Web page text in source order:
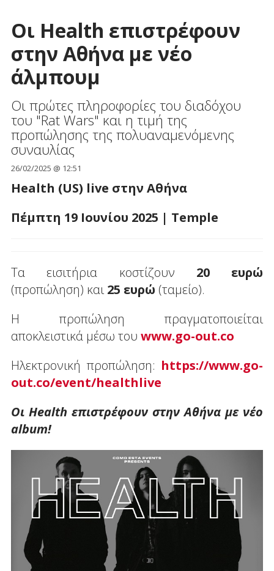
Οι Health επιστρέφουν
στην Αθήνα με νέο
άλμπουμ
Οι πρώτες πληροφορίες του διαδόχου
του "Rat Wars" και η τιμή της
προπώλησης της πολυαναμενόμενης
συναυλίας
26/02/2025 @ 12:51
Health (US) live στην Αθήνα
Πέμπτη 19 Ιουνίου 2025 | Temple
Τα εισιτήρια κοστίζουν 20 ευρώ
(προπώληση) και25 ευρώ (ταμείο).
Η προπώληση πραγματοποιείται
αποκλειστικά μέσω του www.go-out.co
Ηλεκτρονική προπώληση: https://www.go-
out.co/event/healthlive
Οι Health επιστρέφουν στην Αθήνα με νέο
album!